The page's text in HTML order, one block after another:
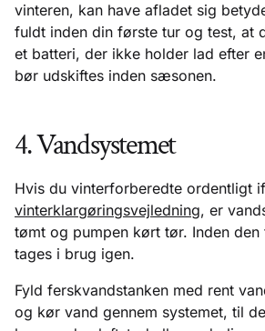
vinteren, kan have afladet sig
fuldt inden din første tur og test, at
et batteri, der ikke holder lad efter
bør udskiftes inden sæsonen.
4. Vandsystemet
Hvis du vinterforberedte ordentligt
vinterklargøringsvejledning, er
tømt og pumpen kørt tør. Inden
tages i brug igen.
Fyld ferskvandstanken med rent
og kør vand gennem systemet, til